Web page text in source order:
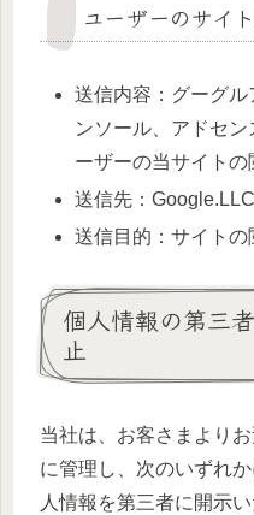
ユーザーのサイ
送信内容：グーグル
ンソール、アドセ
ーザーの当サイトの
送信先：Google.LLC
送信目的：サイト
個人情報の第三
止
当社は、お客さまより
に管理し、次のいずれ
人情報を第三者に開示い